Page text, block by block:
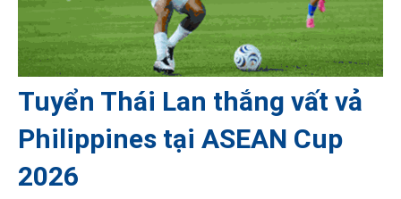
Tuyển Thái Lan thắng vất vả
Philippines tại ASEAN Cup
2026